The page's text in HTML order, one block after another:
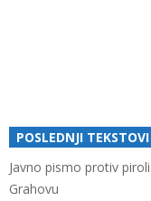
POSLEDNJI TEKSTOVI
Javno pismo protiv
Grahovu